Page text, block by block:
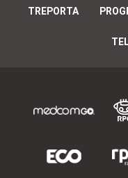
TREPORTA